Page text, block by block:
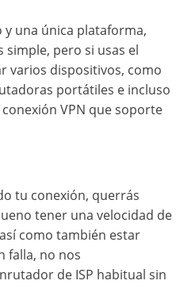
una única plataforma,
simple, pero si usas el
varios dispositivos, como
portátiles e incluso
VPN que soporte
tu conexión, querrás
tener una velocidad de
como también estar
falla, no nos
de ISP habitual sin